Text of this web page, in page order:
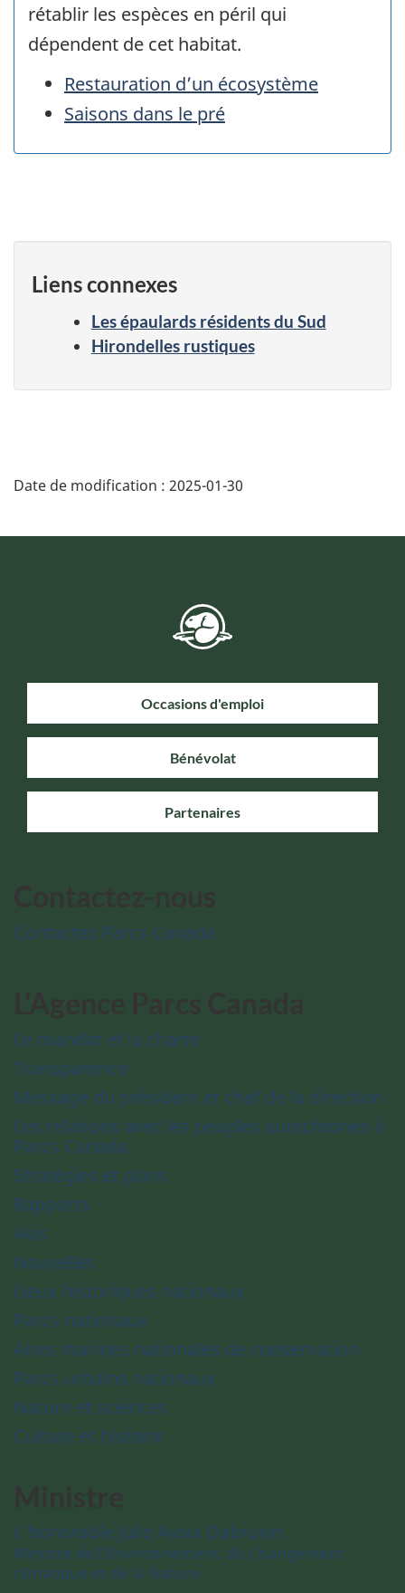
rétablir les espèces en péril qui
dépendent de cet habitat.
Restauration d’un écosystème
Saisons dans le pré
Liens connexes
Les épaulards résidents du Sud
Hirondelles rustiques
Date de modification : 2025-01-30
Occasions d'emploi
Bénévolat
Partenaires
Contactez Parcs Canada
Le mandat et la charte
Transparence
Message du président et chef de la direction
Les relations avec les peuples autochtones à
Parcs Canada
Stratégies et plans
Rapports
Avis
Nouvelles
Lieux historiques nationaux
Parcs nationaux
Aires marines nationales de conservation
Parcs urbains nationaux
Nature et sciences
Culture et histoire
L’honorable Julie Aviva Dabrusin
Ministre de l’Environnement, du Changement
climatique et de la Nature